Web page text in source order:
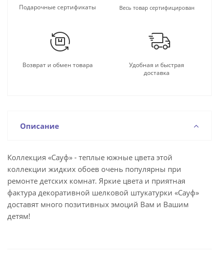
Подарочные сертификаты Весь товар сертифицирован
Возврат и обмен товара
Удобная и быстрая
доставка
Описание
Коллекция «Сауф» - теплые южные цвета этой
коллекции жидких обоев очень популярны при
ремонте детских комнат. Яркие цвета и приятная
фактура декоративной шелковой штукатурки «Сауф»
доставят много позитивных эмоций Вам и Вашим
детям!